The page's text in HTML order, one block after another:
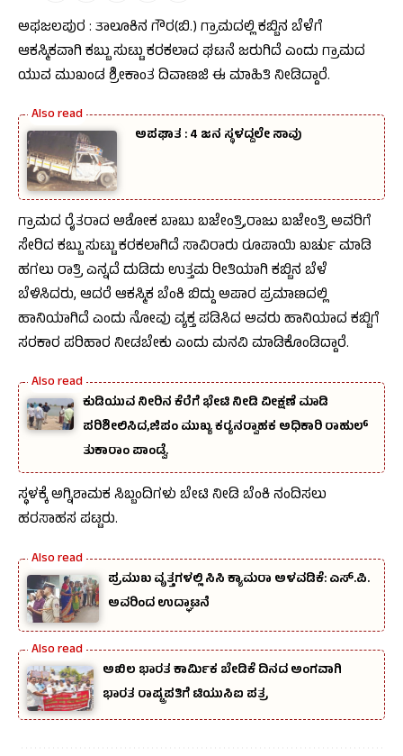
ಅಫಜಲಪುರ : ತಾಲೂಕಿನ ಗೌರ(ಬಿ.) ಗ್ರಾಮದಲ್ಲಿ ಕಬ್ಬಿನ ಬೆಳೆಗೆ
ಆಕಸ್ಮಿಕವಾಗಿ ಕಬ್ಬು ಸುಟ್ಟು ಕರಕಲಾದ ಘಟನೆ ಜರುಗಿದೆ ಎಂದು ಗ್ರಾಮದ
ಯುವ ಮುಖಂಡ ಶ್ರೀಕಾಂತ ದಿವಾಣಜಿ ಈ ಮಾಹಿತಿ ನೀಡಿದ್ದಾರೆ.
ಅಪಘಾತ : 4 ಜನ ಸ್ಥಳದ್ದಲೇ ಸಾವು
ಗ್ರಾಮದ ರೈತರಾದ ಅಶೋಕ ಬಾಬು ಬಜೇಂತ್ರಿ,ರಾಜು ಬಜೇಂತ್ರಿ ಅವರಿಗೆ
ಸೇರಿದ ಕಬ್ಬು ಸುಟ್ಟು ಕರಕಲಾಗಿದೆ ಸಾವಿರಾರು ರೂಪಾಯಿ ಖರ್ಚು ಮಾಡಿ
ಹಗಲು ರಾತ್ರಿ ಎನ್ನದೆ ದುಡಿದು ಉತ್ತಮ ರೀತಿಯಾಗಿ ಕಬ್ಬಿನ ಬೆಳೆ
ಬೆಳಿಸಿದರು, ಆದರೆ ಆಕಸ್ಮಿಕ ಬೆಂಕಿ ಬಿದ್ದು ಅಪಾರ ಪ್ರಮಾಣದಲ್ಲಿ
ಹಾನಿಯಾಗಿದೆ ಎಂದು ನೋವು ವ್ಯಕ್ತ ಪಡಿಸಿದ ಅವರು ಹಾನಿಯಾದ ಕಬ್ಬಿಗೆ
ಸರಕಾರ ಪರಿಹಾರ ನೀಡಬೇಕು ಎಂದು ಮನವಿ ಮಾಡಿಕೊಂಡಿದ್ದಾರೆ.
ಕುಡಿಯುವ ನೀರಿನ ಕೆರೆಗೆ ಭೇಟಿ ನೀಡಿ ವೀಕ್ಷಣೆ ಮಾಡಿ
ಪರಿಶೀಲಿಸಿದ,ಜಿಪಂ ಮುಖ್ಯ ಕರ‍್ಯನರ‍್ವಾಹಕ ಅಧಿಕಾರಿ ರಾಹುಲ್‌
ತುಕಾರಾಂ ಪಾಂಡ್ವೆ.
ಸ್ಥಳಕ್ಕೆ ಅಗ್ನಿಶಾಮಕ ಸಿಬ್ಬಂದಿಗಳು ಬೇಟಿ ನೀಡಿ ಬೆಂಕಿ ನಂದಿಸಲು
ಹರಸಾಹಸ ಪಟ್ಟರು.
ಪ್ರಮುಖ ವೃತ್ತಗಳಲ್ಲಿ ಸಿಸಿ ಕ್ಯಾಮರಾ ಅಳವಡಿಕೆ: ಎಸ್.ಪಿ.
ಅವರಿಂದ ಉದ್ಘಾಟನೆ
ಅಖಿಲ ಭಾರತ ಕಾರ್ಮಿಕ ಬೇಡಿಕೆ ದಿನದ ಅಂಗವಾಗಿ
ಭಾರತ ರಾಷ್ಟ್ರಪತಿಗೆ ಟಿಯುಸಿಐ ಪತ್ರ